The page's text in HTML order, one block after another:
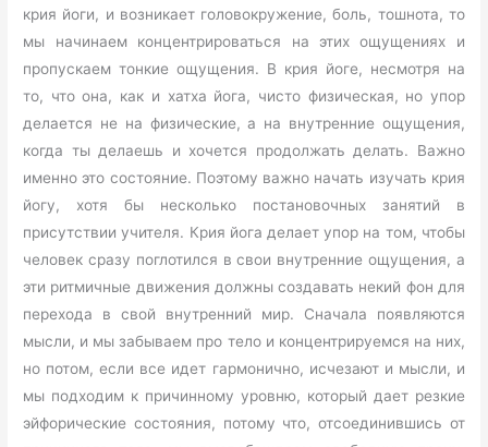
крия йоги, и возникает головокружение, боль, тошнота, то
мы начинаем концентрироваться на этих ощущениях и
пропускаем тонкие ощущения. В крия йоге, несмотря на
то, что она, как и хатха йога, чисто физическая, но упор
делается не на физические, а на внутренние ощущения,
когда ты делаешь и хочется продолжать делать. Важно
именно это состояние. Поэтому важно начать изучать крия
йогу, хотя бы несколько постановочных занятий в
присутствии учителя. Крия йога делает упор на том, чтобы
человек сразу поглотился в свои внутренние ощущения, а
эти ритмичные движения должны создавать некий фон для
перехода в свой внутренний мир. Сначала появляются
мысли, и мы забываем про тело и концентрируемся на них,
но потом, если все идет гармонично, исчезают и мысли, и
мы подходим к причинному уровню, который дает резкие
эйфорические состояния, потому что, отсоединившись от